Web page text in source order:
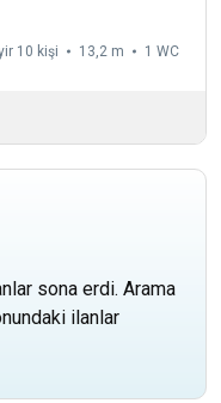
10 kişi 13,2 m 1 WC
sona erdi. Arama
ilanlar